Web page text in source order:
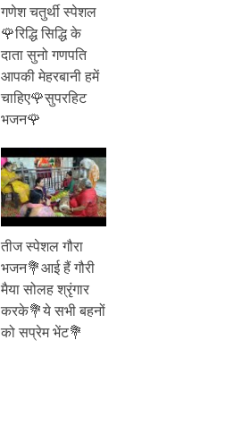
गणेश चतुर्थी स्पेशल
🌹रिद्धि सिद्धि के
दाता सुनो गणपति
आपकी मेहरबानी हमें
चाहिए🌹सुपरहिट
भजन🌹
तीज स्पेशल गौरा
भजन💐आई हैं गौरी
मैया सोलह श्रृंगार
करके💐ये सभी बहनों
को सप्रेम भेंट💐